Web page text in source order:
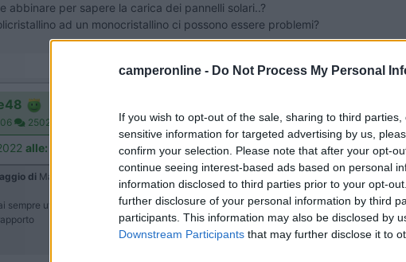
camperonline - Do Not Process My Personal
If you wish to opt-out of the sale, sharing to third
sensitive information for targeted advertising by us,
confirm your selection. Please note that after your opt-
continue seeing interest-based ads based on personal
information disclosed to third parties prior to your opt-
further disclosure of your personal information by third
participants. This information may also be disclosed by
Downstream Participants that may further disclose it to
abbinare per sapere la carica dei pannelli solari..?
ad un monocristallino ci possono essere problemi?
25028
alle:
di Marco Bonino 14:30:32
sempre utili suggerimenti di Emme48 e dovendo io installare un secondo pannello
...